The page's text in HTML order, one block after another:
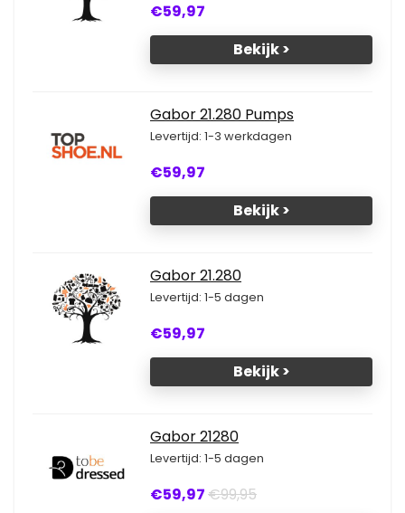
€59,97
Bekijk >
Gabor 21.280 Pumps
Levertijd: 1-3 werkdagen
€59,97
Bekijk >
Gabor 21.280
Levertijd: 1-5 dagen
€59,97
Bekijk >
Gabor 21280
Levertijd: 1-5 dagen
€59,97€99,95